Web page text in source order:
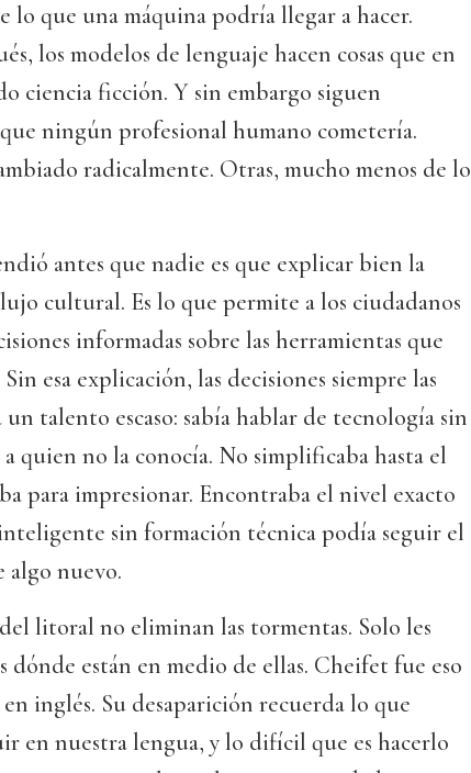
lo que una máquina podría llegar a hacer.
los modelos de lenguaje hacen cosas que en
ciencia ficción. Y sin embargo siguen
ningún profesional humano cometería.
radicalmente. Otras, mucho menos de lo
antes que nadie es que explicar bien la
cultural. Es lo que permite a los ciudadanos
informadas sobre las herramientas que
esa explicación, las decisiones siempre las
talento escaso: sabía hablar de tecnología sin
quien no la conocía. No simplificaba hasta el
para impresionar. Encontraba el nivel exacto
sin formación técnica podía seguir el
algo nuevo.
litoral no eliminan las tormentas. Solo les
dónde están en medio de ellas. Cheifet fue eso
inglés. Su desaparición recuerda lo que
en nuestra lengua, y lo difícil que es hacerlo